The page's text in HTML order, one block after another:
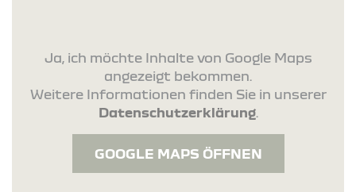
Ja, ich möchte Inhalte von Google Maps
angezeigt bekommen.
Weitere Informationen finden Sie in unserer
Datenschutzerklärung.
GOOGLE MAPS ÖFFNEN